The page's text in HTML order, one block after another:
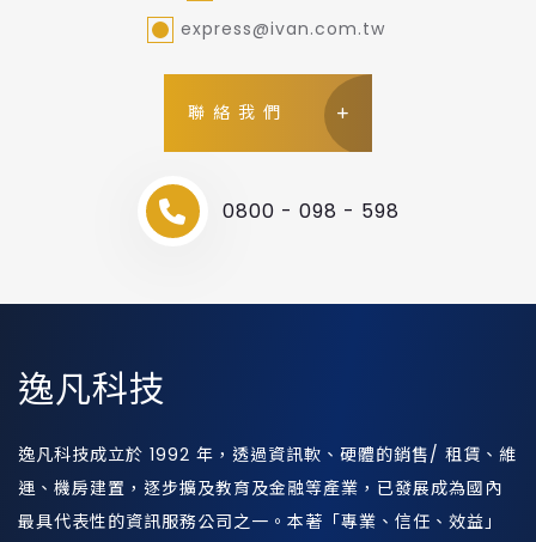
express@ivan.com.tw
聯絡我們
0800 - 098 - 598
逸凡科技
逸凡科技成立於 1992 年，透過資訊軟、硬體的銷售/ 租賃、維
運、機房建置，逐步擴及教育及金融等產業，已發展成為國內
最具代表性的資訊服務公司之一。本著「專業、信任、效益」